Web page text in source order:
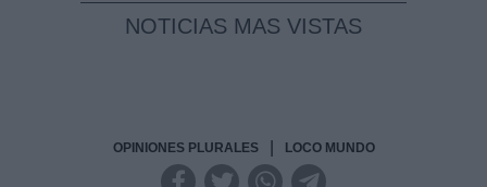
NOTICIAS MAS VISTAS
OPINIONES PLURALES LOCO MUNDO